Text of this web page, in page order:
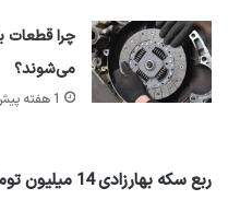
چرا قطعات
می‌شوند؟
1 هفته پیش
ربع سکه بهارزادی 14 میلیون تومان